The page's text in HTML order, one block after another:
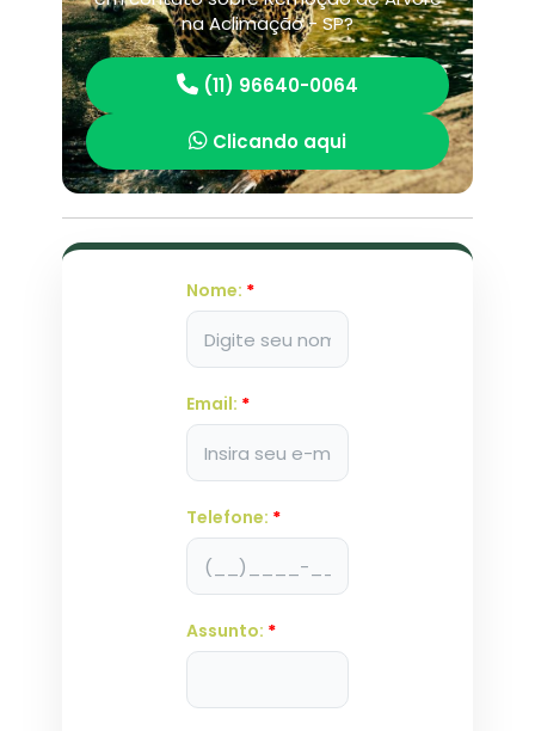
na Aclimação - SP?
(11) 96640-0064
Clicando aqui
Nome: *
Email: *
Telefone: *
Assunto: *